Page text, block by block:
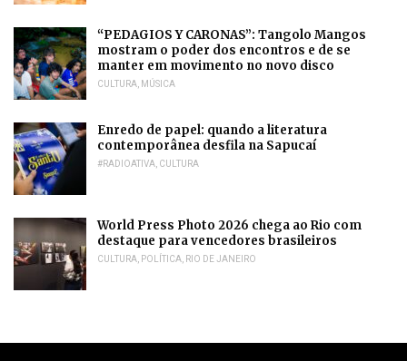
“PEDAGIOS Y CARONAS”: Tangolo Mangos
mostram o poder dos encontros e de se
manter em movimento no novo disco
CULTURA MÚSICA
Enredo de papel: quando a literatura
contemporânea desfila na Sapucaí
#RADIOATIVA CULTURA
World Press Photo 2026 chega ao Rio com
destaque para vencedores brasileiros
CULTURA POLÍTICA RIO DE JANEIRO